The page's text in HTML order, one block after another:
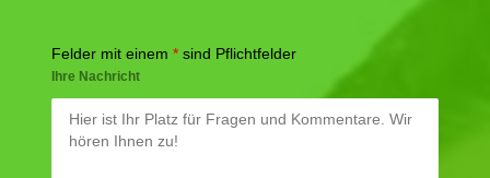
Felder mit einem * sind Pflichtfelder
Ihre Nachricht